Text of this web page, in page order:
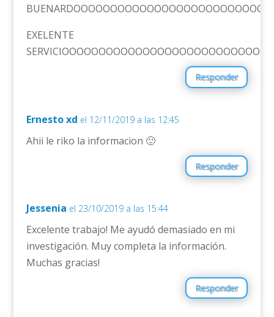
EXELENTE
Responder
Ernesto xd el 12/11/2019 a las 12:45
Ahii le riko la informacion 🙂
Responder
Jessenia el 23/10/2019 a las 15:44
Excelente trabajo! Me ayudó demasiado en mi
investigación. Muy completa la información.
Muchas gracias!
Responder